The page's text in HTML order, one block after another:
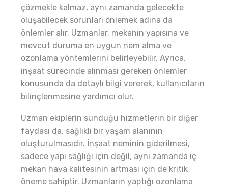
çözmekle kalmaz, aynı zamanda gelecekte
oluşabilecek sorunları önlemek adına da
önlemler alır. Uzmanlar, mekanın yapısına ve
mevcut duruma en uygun nem alma ve
ozonlama yöntemlerini belirleyebilir. Ayrıca,
inşaat sürecinde alınması gereken önlemler
konusunda da detaylı bilgi vererek, kullanıcıların
bilinçlenmesine yardımcı olur.
Uzman ekiplerin sunduğu hizmetlerin bir diğer
faydası da, sağlıklı bir yaşam alanının
oluşturulmasıdır. İnşaat neminin giderilmesi,
sadece yapı sağlığı için değil, aynı zamanda iç
mekan hava kalitesinin artması için de kritik
öneme sahiptir. Uzmanların yaptığı ozonlama